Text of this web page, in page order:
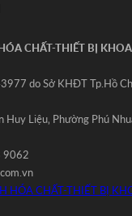
CHẤT-THIẾT BỊ
do Sở KHĐT Tp.Hồ
Liệu‚ Phường Phú
9062